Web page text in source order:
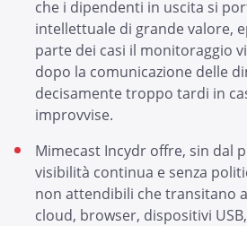
che i dipendenti in uscita si
intellettuale di grande valore,
parte dei casi il monitoraggio
dopo la comunicazione delle
decisamente troppo tardi in
improvvise.
Mimecast Incydr offre, sin dal
visibilità continua e senza
non attendibili che transitano
cloud, browser, dispositivi